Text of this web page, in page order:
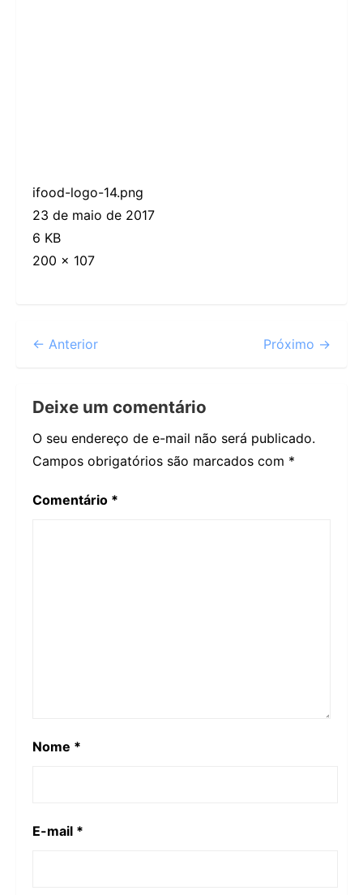
ifood-logo-14.png
23 de maio de 2017
6 KB
200 × 107
← Anterior Próximo →
Deixe um comentário
O seu endereço de e-mail não será publicado.
Campos obrigatórios são marcados com *
Comentário *
Nome *
E-mail *